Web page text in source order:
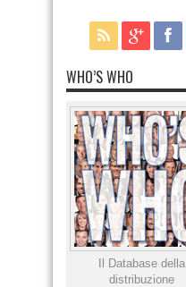
WHO’S WHO
Il Database della
distribuzione